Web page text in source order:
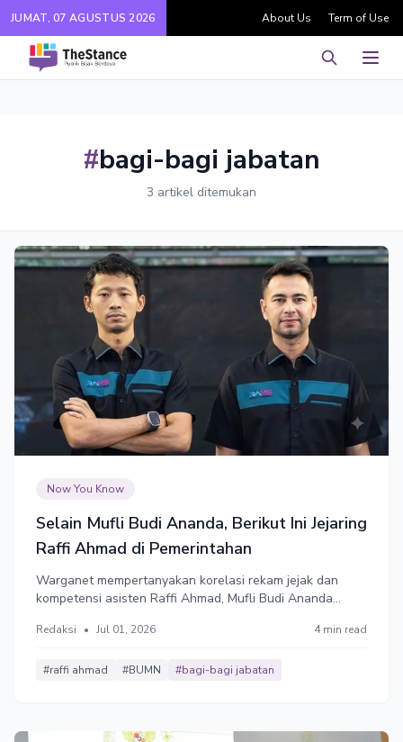
JUMAT, 07 AGUSTUS 2026 About Us Term of Use
Pencarian
#bagi-bagi jabatan
3 artikel ditemukan
Now You Know
Selain Mufli Budi Ananda, Berikut Ini Jejaring
Raffi Ahmad di Pemerintahan
Warganet mempertanyakan korelasi rekam jejak dan
kompetensi asisten Raffi Ahmad, Mufli Budi Ananda
kue dinilai jauh lebih kental dibandingkan dengan
Redaksi • Jul 01, 2026 4 min read
#raffi ahmad #BUMN #bagi-bagi jabatan